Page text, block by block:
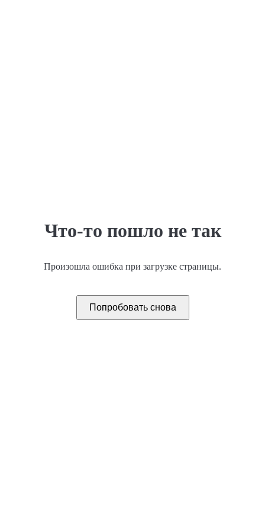
Что-то пошло не так
Произошла ошибка при загрузке страницы.
Попробовать снова